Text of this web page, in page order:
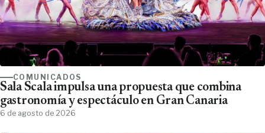
COMUNICADOS
Sala Scala impulsa una propuesta que combina
gastronomía y espectáculo en Gran Canaria
6 de agosto de 2026